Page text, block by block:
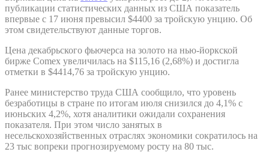
публикации статистических данных из США показатель
впервые с 17 июня превысил $4400 за тройскую унцию. Об
этом свидетельствуют данные торгов.
Цена декабрьского фьючерса на золото на нью-йоркской
бирже Comex увеличилась на $115,16 (2,68%) и достигла
отметки в $4414,76 за тройскую унцию.
Ранее министерство труда США сообщило, что уровень
безработицы в стране по итогам июля снизился до 4,1% с
июньских 4,2%, хотя аналитики ожидали сохранения
показателя. При этом число занятых в
несельскохозяйственных отраслях экономики сократилось на
23 тыс вопреки прогнозируемому росту на 80 тыс.